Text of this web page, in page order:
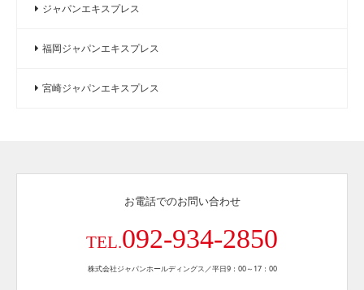
ジャパンエキスプレス
福岡ジャパンエキスプレス
宮崎ジャパンエキスプレス
お電話でのお問い合わせ
TEL.092-934-2850
株式会社ジャパンホールディングス／平日9：00～17：00